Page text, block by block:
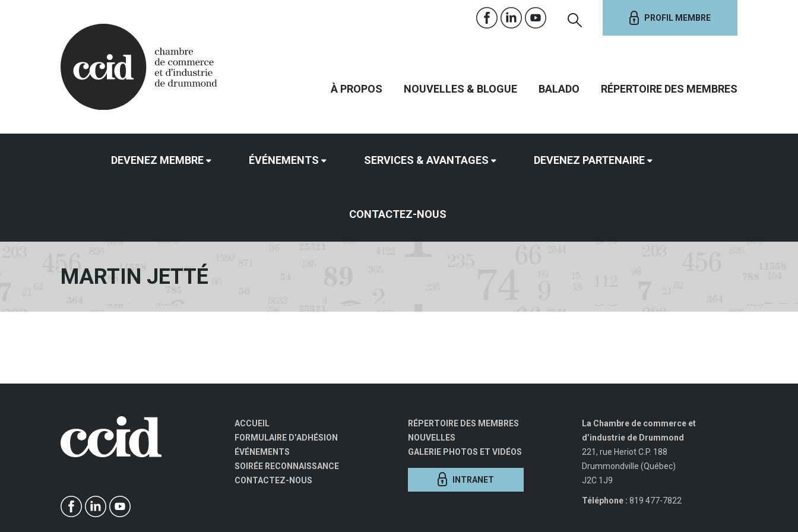
PROFIL MEMBRE
À PROPOS NOUVELLES & BLOGUE BALADO RÉPERTOIRE DES MEMBRES
DEVENEZ MEMBRE ÉVÉNEMENTS SERVICES & AVANTAGES DEVENEZ PARTENAIRE
CONTACTEZ-NOUS
MARTIN JETTÉ
ACCUEIL
FORMULAIRE D’ADHÉSION
ÉVÉNEMENTS
SOIRÉE RECONNAISSANCE
CONTACTEZ-NOUS
RÉPERTOIRE DES MEMBRES
NOUVELLES
GALERIE PHOTOS ET VIDÉOS
INTRANET
La Chambre de commerce et
d’industrie de Drummond
221, rue Heriot C.P. 188
Drummondville (Québec)
J2C 1J9
Téléphone : 819 477-7822